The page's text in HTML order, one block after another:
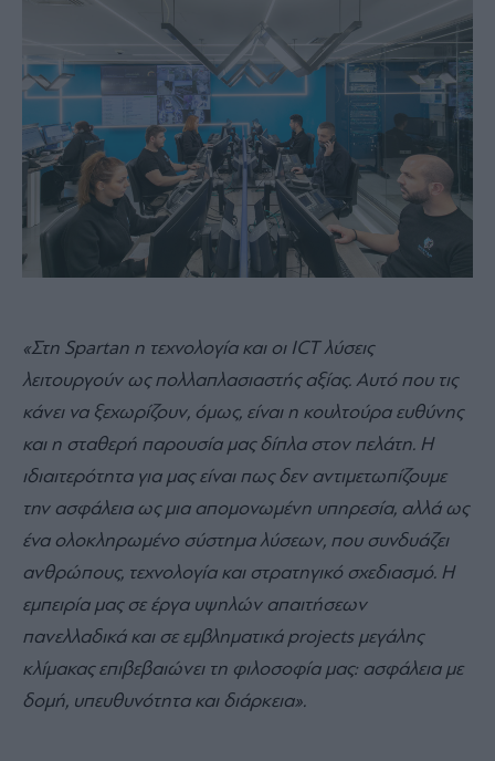
«Στη Spartan η τεχνολογία και οι ICT λύσεις
λειτουργούν ως πολλαπλασιαστής αξίας. Αυτό που τις
κάνει να ξεχωρίζουν, όμως, είναι η κουλτούρα ευθύνης
και η σταθερή παρουσία μας δίπλα στον πελάτη. Η
ιδιαιτερότητα για μας είναι πως δεν αντιμετωπίζουμε
την ασφάλεια ως μια απομονωμένη υπηρεσία, αλλά ως
ένα ολοκληρωμένο σύστημα λύσεων, που συνδυάζει
ανθρώπους, τεχνολογία και στρατηγικό σχεδιασμό. Η
εμπειρία μας σε έργα υψηλών απαιτήσεων
πανελλαδικά και σε εμβληματικά projects μεγάλης
κλίμακας επιβεβαιώνει τη φιλοσοφία μας: ασφάλεια με
δομή, υπευθυνότητα και διάρκεια».